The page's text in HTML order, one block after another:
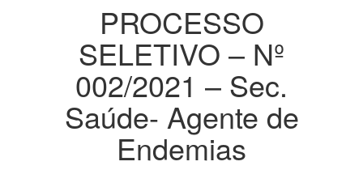
PROCESSO
SELETIVO – Nº
002/2021 – Sec.
Saúde- Agente de
Endemias